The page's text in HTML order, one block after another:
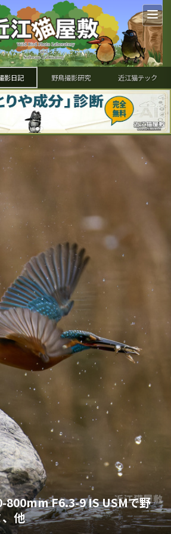
影日記 野鳥撮影研究 近江猫テック
800mm F6.3-9 IS USMで野
他